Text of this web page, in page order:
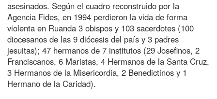
asesinados. Según el cuadro reconstruido por la
Agencia Fides, en 1994 perdieron la vida de forma
violenta en Ruanda 3 obispos y 103 sacerdotes (100
diocesanos de las 9 diócesis del país y 3 padres
jesuitas); 47 hermanos de 7 institutos (29 Josefinos, 2
Franciscanos, 6 Maristas, 4 Hermanos de la Santa Cruz,
3 Hermanos de la Misericordia, 2 Benedictinos y 1
Hermano de la Caridad).